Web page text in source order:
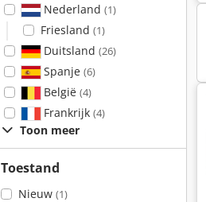
Nederland (1)
Friesland (1)
Duitsland (26)
Spanje (6)
België (4)
Frankrijk (4)
Toon meer
Toestand
Nieuw (1)
Hamm 3518 Hamm 3414